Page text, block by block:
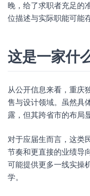
晚，给了求职者充足的
位描述与实际职能可能
这是一家什
从公开信息来看，重庆
售与设计领域。虽然具
露，但其跨省市的布局
对于应届生而言，这类
节奏和更直接的业绩导
可能提供更多一线实操
学。